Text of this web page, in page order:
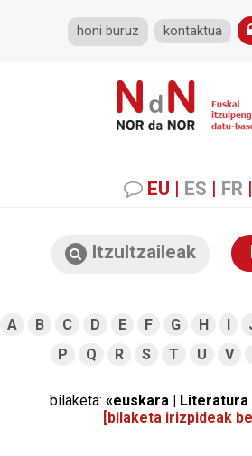
honi buruz kontaktua
EU | ES | FR |
Itzultzaileak
A B C D E F G H I
P
Q R S T U V
bilaketa: «euskara | Literatura
[bilaketa irizpideak